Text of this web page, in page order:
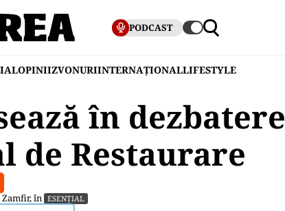
PODCAST
OPINIIZVONURIINTERNAȚIONALLIFESTYLE
în dezbatere
de Restaurare
Zamfir, în ESENȚIAL